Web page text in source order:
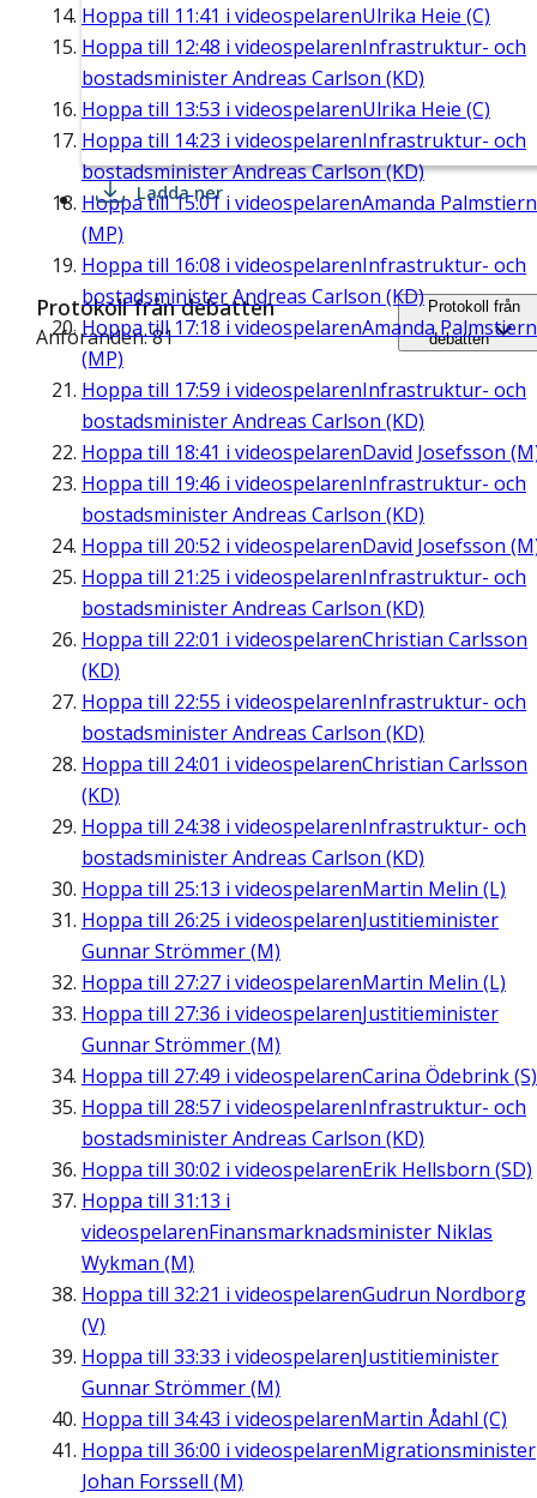
Hoppa till 11:41 i videospelarenUlrika Heie (C)
Hoppa till 12:48 i videospelarenInfrastruktur- och
bostadsminister Andreas Carlson (KD)
Hoppa till 13:53 i videospelarenUlrika Heie (C)
Hoppa till 14:23 i videospelarenInfrastruktur- och
bostadsminister Andreas Carlson (KD)
Hoppa till15:01 i videospelarenAmanda
(MP)
Hoppa till 16:08 i videospelarenInfrastruktur- och
bostadsminister Andreas Carlson (KD)
Hoppa till 17:18 i videospelarenAmanda
(MP)
Hoppa till 17:59 i videospelarenInfrastruktur- och
bostadsminister Andreas Carlson (KD)
Hoppa till 18:41 i videospelarenDavid Josefsson
Hoppa till 19:46 i videospelarenInfrastruktur- och
bostadsminister Andreas Carlson (KD)
Hoppa till 20:52 i videospelarenDavid Josefsson
Hoppa till 21:25 i videospelarenInfrastruktur- och
bostadsminister Andreas Carlson (KD)
Hoppa till 22:01 i videospelarenChristian Carlsson
(KD)
Hoppa till 22:55 i videospelarenInfrastruktur- och
bostadsminister Andreas Carlson (KD)
Hoppa till 24:01 i videospelarenChristian Carlsson
(KD)
Hoppa till 24:38 i videospelarenInfrastruktur- och
bostadsminister Andreas Carlson (KD)
Hoppa till 25:13 i videospelarenMartin Melin (L)
Hoppa till 26:25 i videospelarenJustitieminister
Gunnar Strömmer (M)
Hoppa till 27:27 i videospelarenMartin Melin (L)
Hoppa till 27:36 i videospelarenJustitieminister
Gunnar Strömmer (M)
Hoppa till 27:49 i videospelarenCarina Ödebrink (S)
Hoppa till 28:57 i videospelarenInfrastruktur- och
bostadsminister Andreas Carlson (KD)
Hoppa till 30:02 i videospelarenErik Hellsborn (SD)
Hoppa till 31:13 i
videospelarenFinansmarknadsminister Niklas
Wykman (M)
Hoppa till 32:21 i videospelarenGudrun Nordborg
(V)
Hoppa till 33:33 i videospelarenJustitieminister
Gunnar Strömmer (M)
Hoppa till 34:43 i videospelarenMartin Ådahl (C)
Hoppa till 36:00 i videospelarenMigrationsminister
Johan Forssell (M)
Ladda ner
Protokoll från debatten
Anföranden: 81
Protokoll från
debatten